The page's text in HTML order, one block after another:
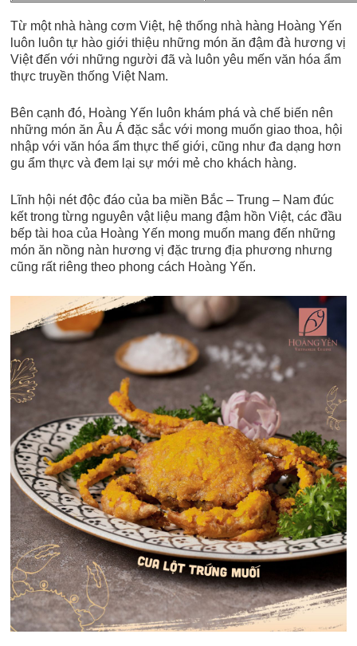
Từ một nhà hàng cơm Việt, hệ thống nhà hàng Hoàng Yến
luôn luôn tự hào giới thiệu những món ăn đậm đà hương vị
Việt đến với những người đã và luôn yêu mến văn hóa ẩm
thực truyền thống Việt Nam.
Bên cạnh đó, Hoàng Yến luôn khám phá và chế biến nên
những món ăn Âu Á đặc sắc với mong muốn giao thoa, hội
nhập với văn hóa ẩm thực thế giới, cũng như đa dạng hơn
gu ẩm thực và đem lại sự mới mẻ cho khách hàng.
Lĩnh hội nét độc đáo của ba miền Bắc – Trung – Nam đúc
kết trong từng nguyên vật liệu mang đậm hồn Việt, các đầu
bếp tài hoa của Hoàng Yến mong muốn mang đến những
món ăn nồng nàn hương vị đặc trưng địa phương nhưng
cũng rất riêng theo phong cách Hoàng Yến.